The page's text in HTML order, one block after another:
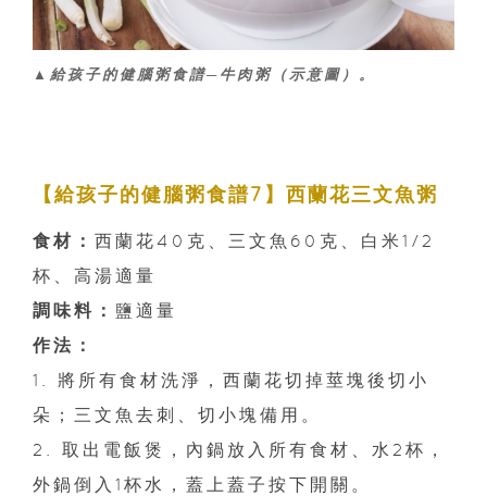
▲給孩子的健腦粥食譜─牛肉粥（示意圖）。
【給孩子的健腦粥食譜7】西蘭花三文魚粥
食材： 西蘭花40克、三文魚60克、白米1/2
杯、高湯適量
調味料： 鹽適量
作法：
1. 將所有食材洗淨，西蘭花切掉莖塊後切小
朵；三文魚去刺、切小塊備用。
2. 取出電飯煲，內鍋放入所有食材、水2杯，
外鍋倒入1杯水，蓋上蓋子按下開關。